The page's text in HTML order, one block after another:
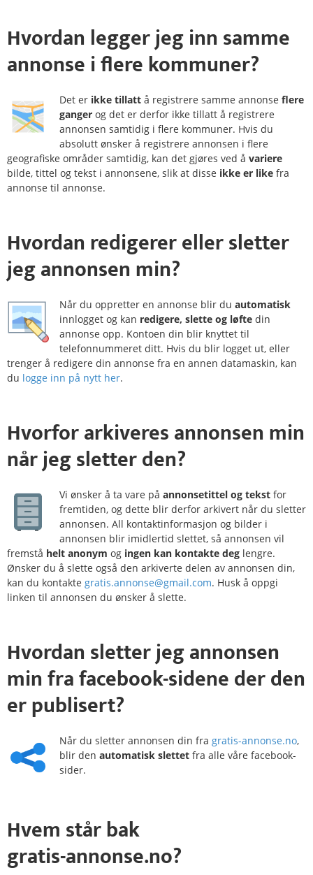
Hvordan legger jeg inn samme
annonse iflere kommuner?
Det er ikke tillatt å registrere samme annonse flere
ganger og det er derfor ikke tillatt å registrere
annonsen samtidig i flere kommuner. Hvis du
absolutt ønsker å registrere annonsen i flere
geografiske områder samtidig, kan det gjøres ved å variere
bilde, tittel og tekst i annonsene, slik at disse ikke er like fra
annonse til annonse.
Hvordan redigererellersletter
jeg annonsen min?
Når du oppretter en annonse blir du automatisk
innlogget og kan redigere, slette og løfte din
annonse opp. Kontoen din blir knyttet til
telefonnummeret ditt. Hvis du blir logget ut, eller
trenger å redigere din annonse fra en annen datamaskin, kan
du logge inn på nytt her.
Hvorforarkiveresannonsen min
når jeg sletter den?
Vi ønsker å ta vare på annonsetittel og tekst for
fremtiden, og dette blir derfor arkivert når du sletter
annonsen. All kontaktinformasjon og bilder i
annonsen blir imidlertid slettet, så annonsen vil
fremstå helt anonym og ingen kan kontakte deg lengre.
Ønsker du å slette også den arkiverte delen av annonsen din,
kan du kontakte gratis.annonse@gmail.com. Husk å oppgi
linken til annonsen du ønsker å slette.
Hvordan sletterjeg annonsen
min frafacebook-sideneder den
er publisert?
Når du sletter annonsen din fra gratis-annonse.no,
blir den automatisk slettet fra alle våre facebook-
sider.
Hvem står bak
gratis-annonse.no?